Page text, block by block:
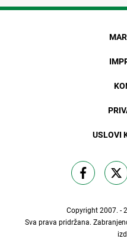
USLOVI
Copyright 2007. -
Sva prava pridržana.